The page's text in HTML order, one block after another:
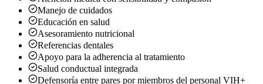
Manejo de cuidados
Educación en salud
Asesoramiento nutricional
Referencias dentales
Apoyo para la adherencia al tratamiento
Salud conductual integrada
Defensoría entre pares por miembros del personal VIH+